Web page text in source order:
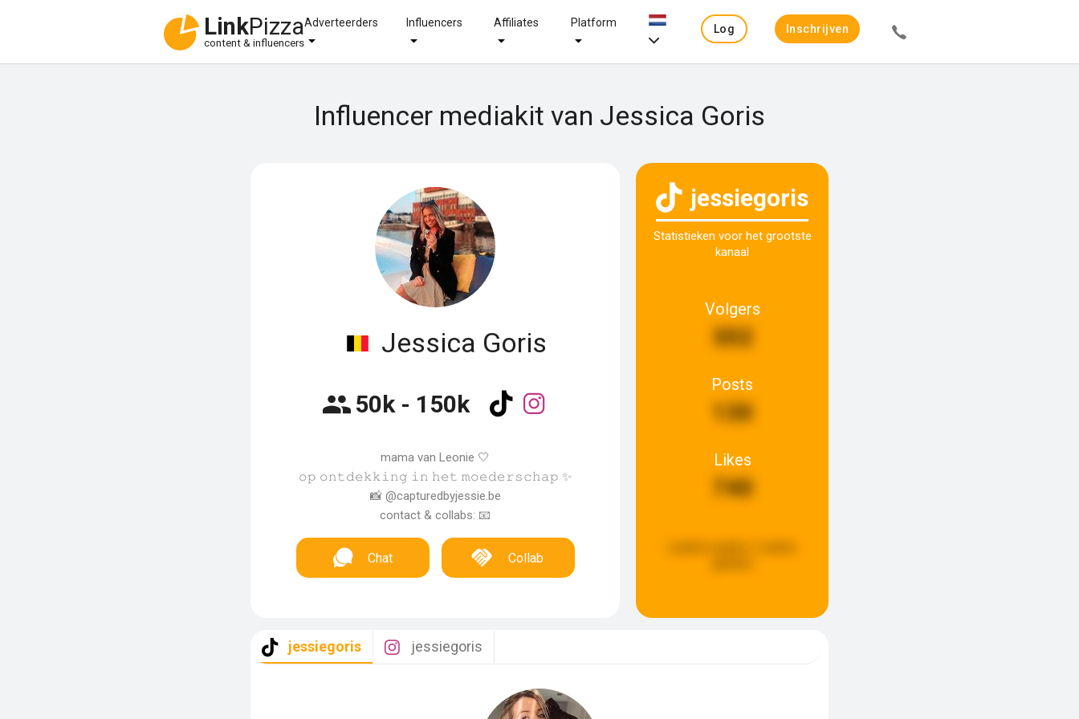
LinkPizza
content & influencers
Adverteerders Influencers Affiliates Platform
Log
Inschrijven
Influencer mediakit van Jessica Goris
Jessica Goris
50k - 150k
mama van Leonie 🤍
𝚘𝚙 𝚘𝚗𝚝𝚍𝚎𝚔𝚔𝚒𝚗𝚐 𝚒𝚗 𝚑𝚎𝚝 𝚖𝚘𝚎𝚍𝚎𝚛𝚜𝚌𝚑𝚊𝚙 ✨
📸 @capturedbyjessie.be
contact & collabs: 📧
Chat Collab
jessiegoris
Statistieken voor het grootste
kanaal
Volgers
302
Posts
130
Likes
740
jessiegoris jessiegoris